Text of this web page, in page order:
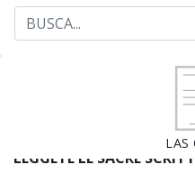
LAS
LEGGETE LE SACRE